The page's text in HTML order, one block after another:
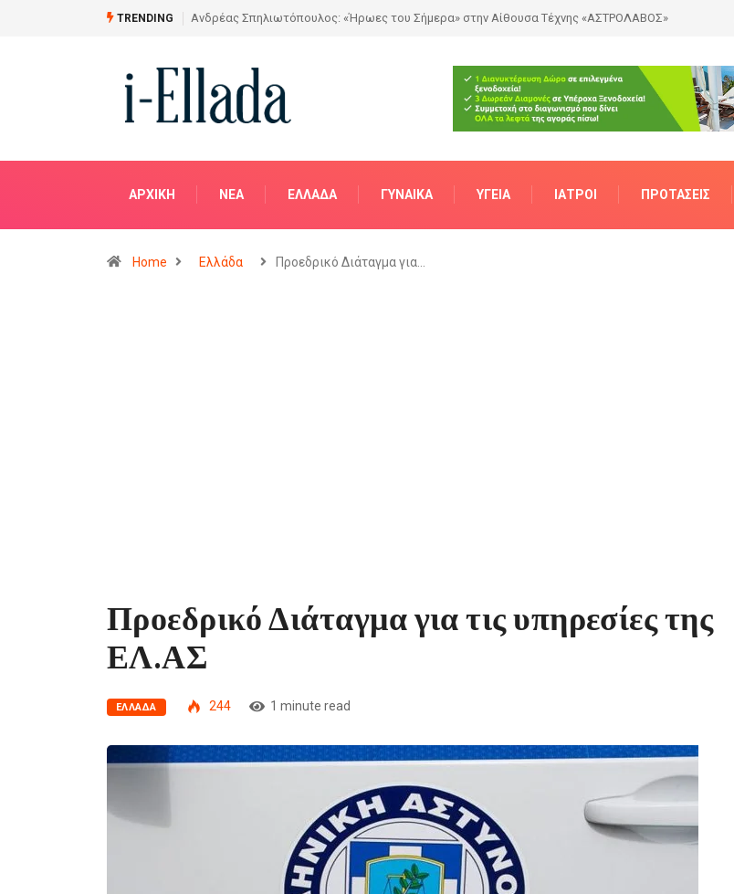
TRENDING Από το Σχέδιο στην Πραγματικότητα
ΑΡΧΙΚΗ NΈΑ ΕΛΛΆΔΑ ΓΥΝΑΊΚΑ ΥΓΕΊΑ ΙΑΤΡΟΊ ΠΡΟΤΆΣΕΙΣ
Home Ελλάδα Προεδρικό Διάταγμα για…
Προεδρικό Διάταγμα για τις υπηρεσίες της
ΕΛ.ΑΣ
ΕΛΛΆΔΑ 244 1 minute read